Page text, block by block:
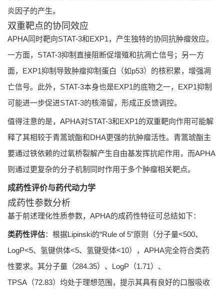
炎因子的产生。
双重靶点的协同效应
APHA同时靶向STAT-3和EXP1，产生独特的协同抗肿瘤效应。
一方面，STAT-3抑制直接阻断促增殖和抗凋亡信号；另一方
面，EXP1抑制导致肿瘤抑制蛋白（如p53）的核积累，增强凋
亡信号。此外，STAT-3本身也是EXP1的底物之一，EXP1抑制
可能进一步促进STAT-3的核滞留，形成正反馈调控。
值得注意的是，APHA对STAT-3和EXP1的双重靶向作用可能解
释了其相较于青蒿琥酯和DHA更强的抗肿瘤活性。青蒿琥酯主
要通过铁依赖的过氧桥裂解产生自由基发挥抗疟作用，而APHA
则通过更复杂的分子机制同时作用于多个肿瘤相关靶点。
成药性评价与药代动力学
成药性参数分析
基于前述理化性质参数，APHA的成药性特征可总结如下：
类药性评估：根据Lipinski的“Rule of 5”原则（分子量<500、
LogP<5、氢键供体<5、氢键受体<10），APHA完全符合类药
性要求。其分子量（284.35）、LogP（1.71）、
TPSA（72.83）均处于理想范围，提示其具有良好的口服吸收